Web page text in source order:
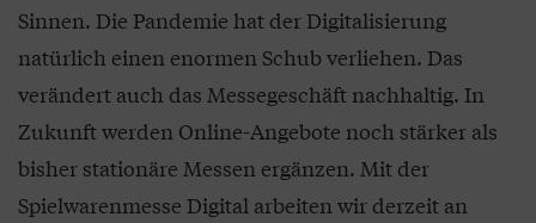
Sinnen. Die Pandemie hat der Digitalisierung
natürlich einen enormen Schub verliehen. Das
verändert auch das Messegeschäft nachhaltig. In
Zukunft werden Online-Angebote noch stärker als
bisher stationäre Messen ergänzen. Mit der
Spielwarenmesse Digital arbeiten wir derzeit an